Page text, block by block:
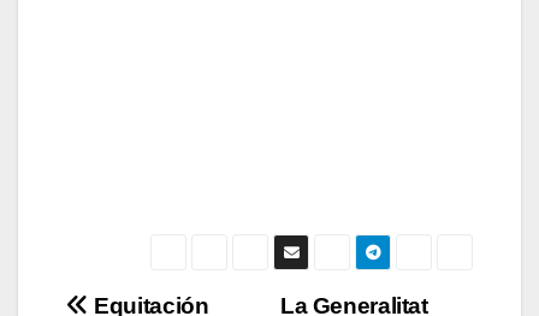
La Generalitat
Equitación